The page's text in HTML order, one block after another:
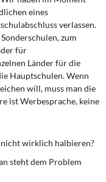
eines
verlassen.
zum
für
Länder für die
Hauptschulen. Wenn
will, muss man die
ist Werbesprache, keine
wirklich halbieren?
steht dem Problem